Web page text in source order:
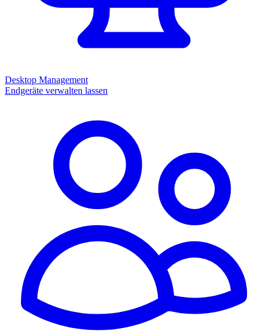
Desktop Management
Endgeräte verwalten lassen